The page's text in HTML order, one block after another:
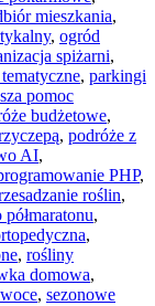
mieszkania,
, ogród
spiżarni,
, parkingi
pomoc
budżetowe,
, podróże z
AI,
PHP,
roślin,
,
,
, rośliny
domowa,
, sezonowe